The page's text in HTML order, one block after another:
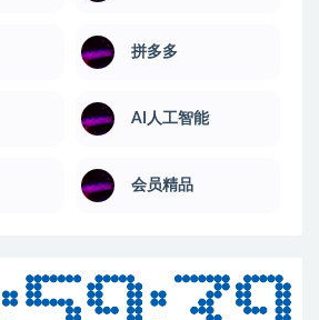
拼多多
AI人工智能
会员精品